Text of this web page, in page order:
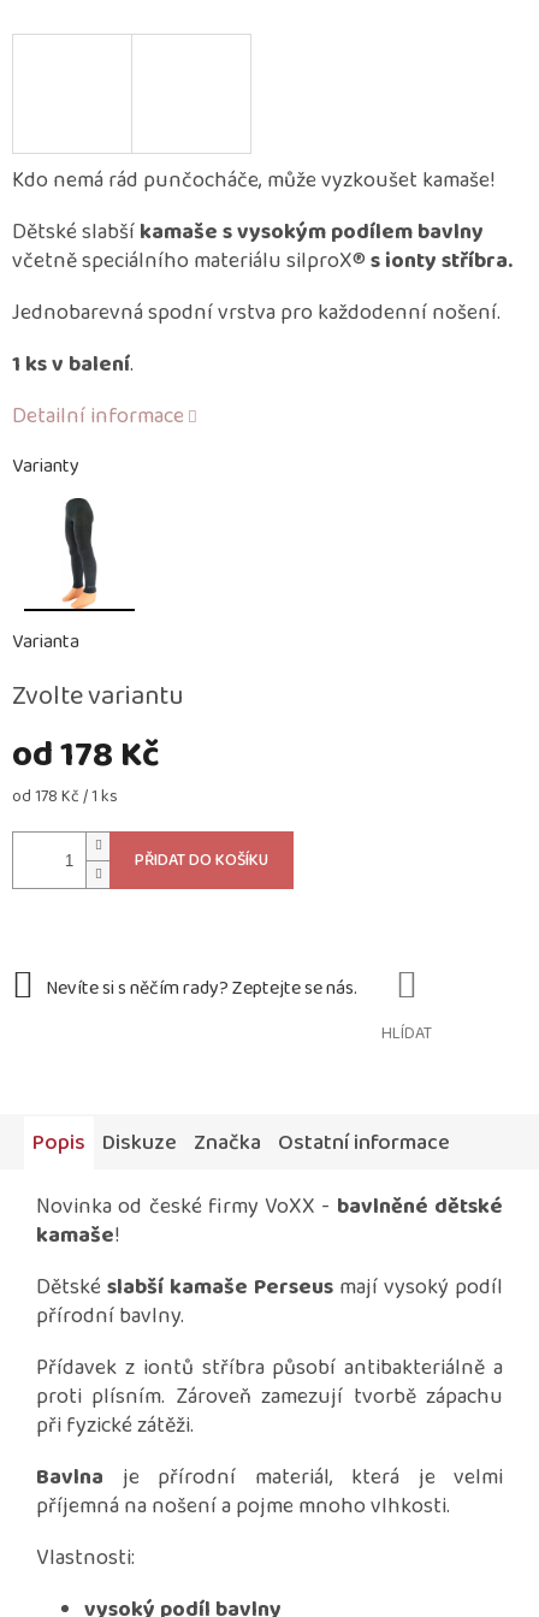
od178 Kč
Měrná
od 178 Kč / 1 ks
Zvolte variantu
Varianty
Varianta
PŘIDAT DO KOŠÍKU
Kdo nemá rád punčocháče, může vyzkoušet kamaše!
Dětské slabšíkamaše s vysokým podílem bavlny
včetně speciálního materiálu silproX®s ionty stříbra.
Jednobarevná spodní vrstva pro každodenní nošení.
1 ks v balení.
Detailní informace
HLÍDAT
Popis Diskuze Značka Ostatní informace
Novinka od české firmy VoXX - bavlněné dětské
kamaše!
Dětské slabší kamaše Perseus mají vysoký podíl
přírodní bavlny.
Přídavek z iontů stříbra působí antibakteriálně a
proti plísním. Zároveň zamezují tvorbě zápachu
při fyzické zátěži.
Bavlna je přírodní materiál, která je velmi
příjemná na nošení a pojme mnoho vlhkosti.
Vlastnosti:
vysoký podíl bavlny